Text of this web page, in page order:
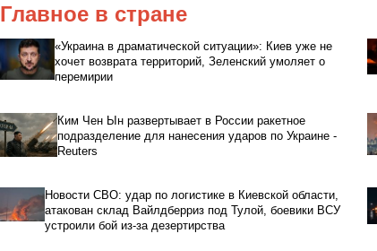
Главное в стране
«Украина в драматической ситуации»: Киев уже не
хочет возврата территорий, Зеленский умоляет о
перемирии
Ким Чен Ын развертывает в России ракетное
подразделение для нанесения ударов по Украине -
Reuters
Новости СВО: удар по логистике в Киевской области,
атакован склад Вайлдберриз под Тулой, боевики ВСУ
устроили бой из-за дезертирства